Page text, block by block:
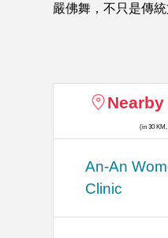
嚴佛舞，不只是傳
(in 30
An-An
Clinic